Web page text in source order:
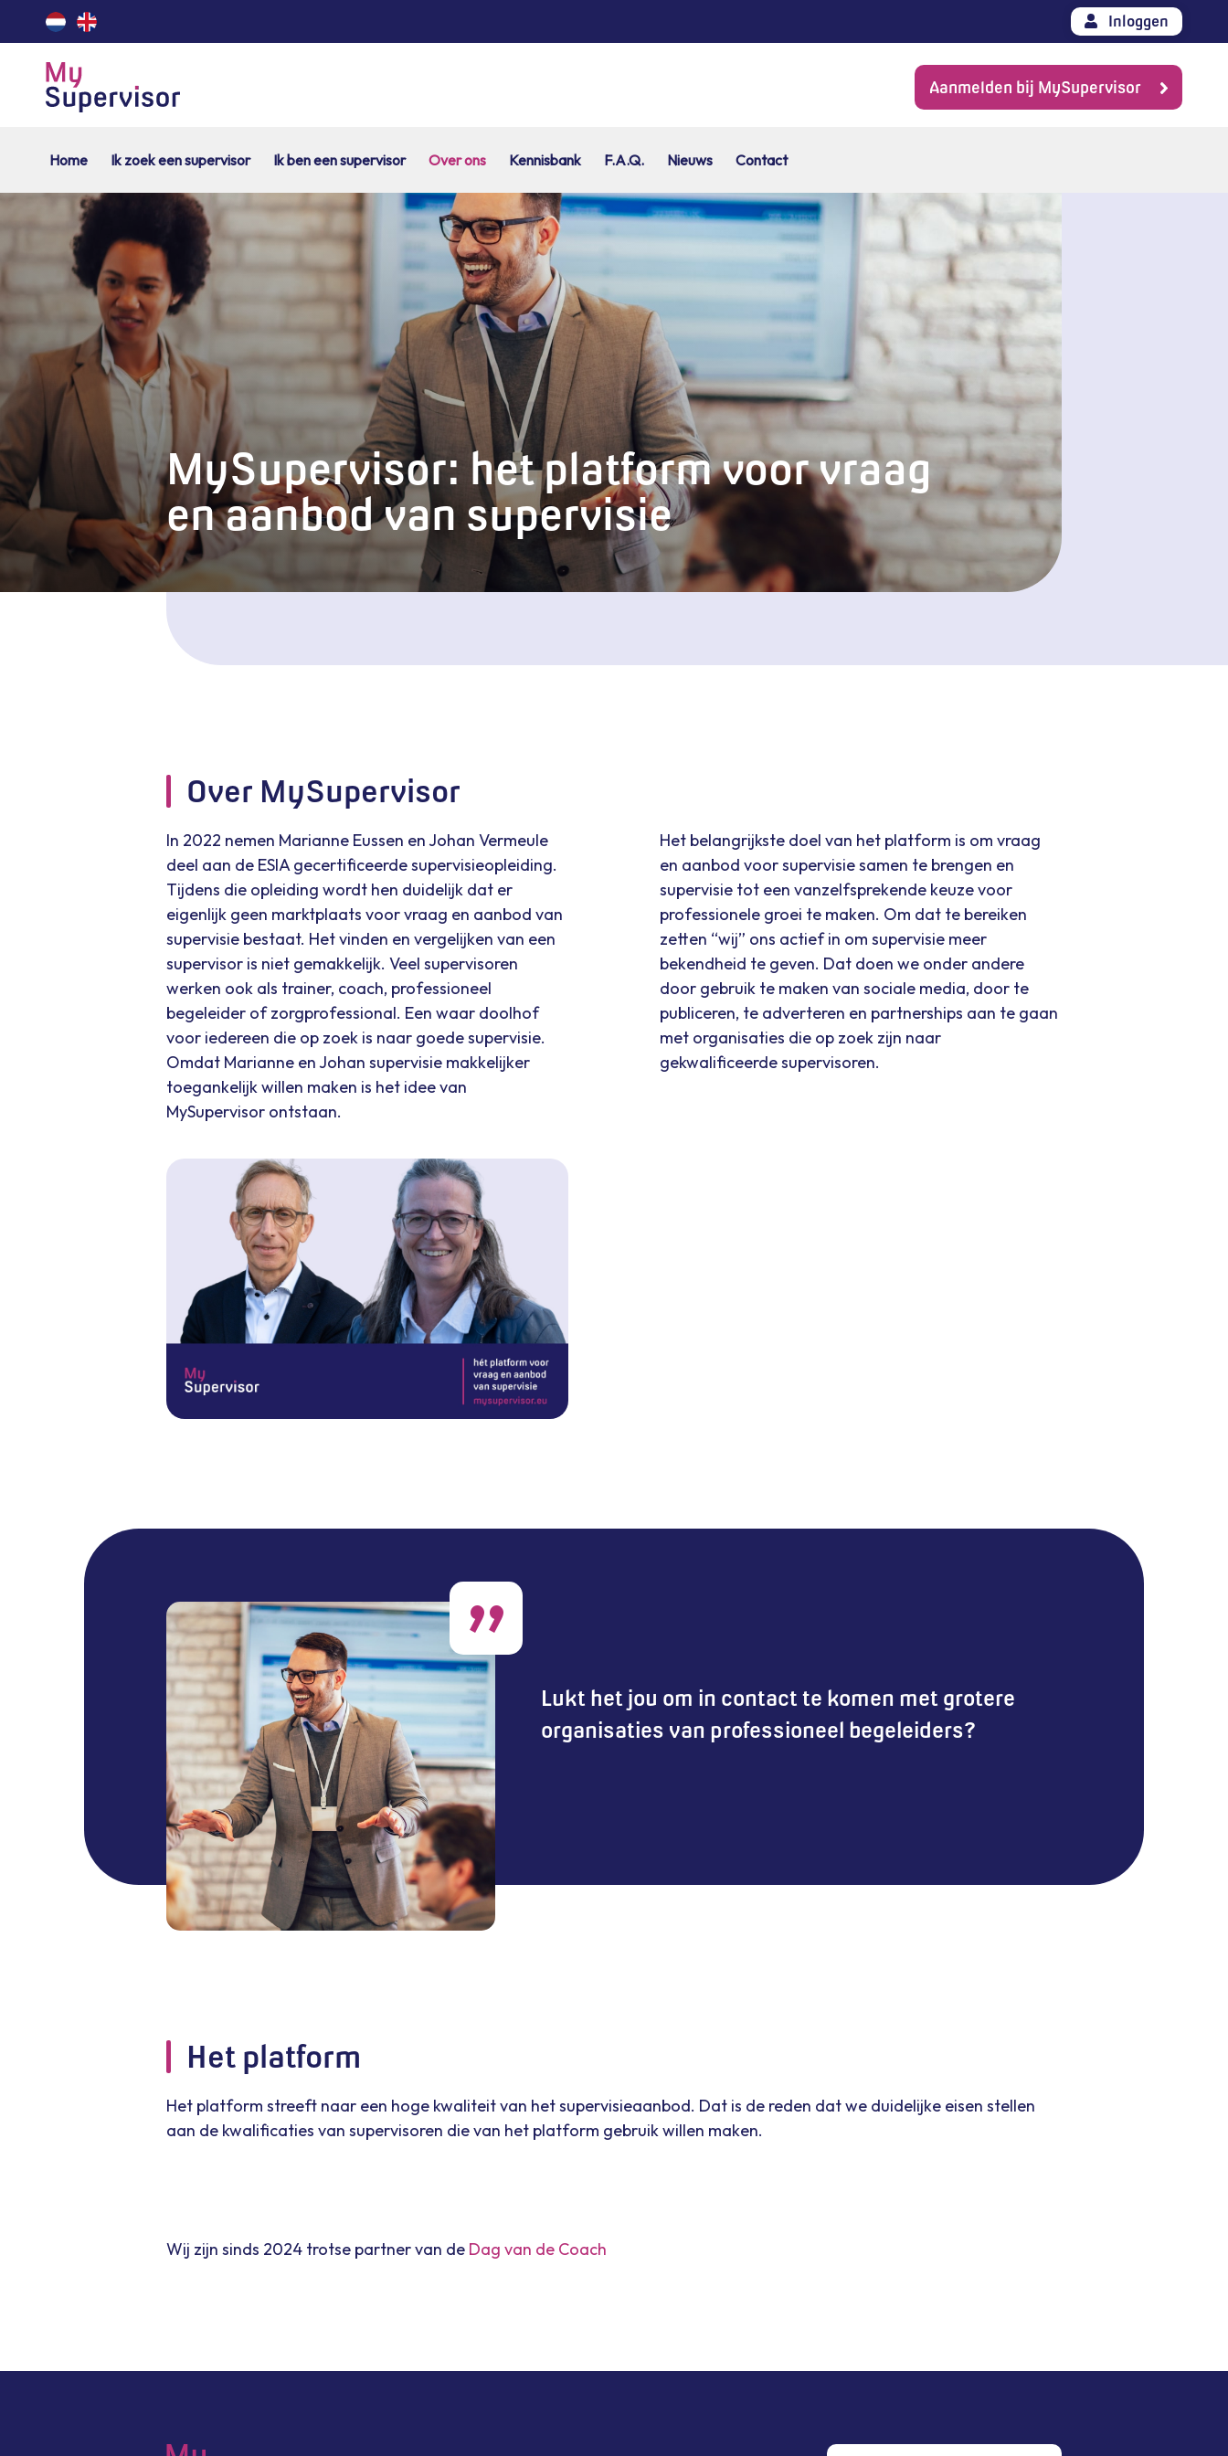
Inloggen
Home Ik zoek een supervisor Ik ben een supervisor Over ons Kennisbank F.A.Q. Nieuws Contact
Aanmelden bij MySupervisor
MySupervisor: het platform voor vraag
en aanbod van supervisie
Over MySupervisor
In 2022 nemen Marianne Eussen en Johan Vermeule
deel aan de ESIA gecertificeerde supervisieopleiding.
Tijdens die opleiding wordt hen duidelijk dat er
eigenlijk geen marktplaats voor vraag en aanbod van
supervisie bestaat. Het vinden en vergelijken van een
supervisor is niet gemakkelijk. Veel supervisoren
werken ook als trainer, coach, professioneel
begeleider of zorgprofessional. Een waar doolhof
voor iedereen die op zoek is naar goede supervisie.
Omdat Marianne en Johan supervisie makkelijker
toegankelijk willen maken is het idee van
MySupervisor ontstaan.
Het belangrijkste doel van het platform is om vraag
en aanbod voor supervisie samen te brengen en
supervisie tot een vanzelfsprekende keuze voor
professionele groei te maken. Om dat te bereiken
zetten “wij” ons actief in om supervisie meer
bekendheid te geven. Dat doen we onder andere
door gebruik te maken van sociale media, door te
publiceren, te adverteren en partnerships aan te gaan
met organisaties die op zoek zijn naar
gekwalificeerde supervisoren.
”
Lukt het jou om in contact te komen met grotere
organisaties van professioneel begeleiders?
Het platform
Het platform streeft naar een hoge kwaliteit van het supervisieaanbod. Dat is de reden dat we duidelijke eisen stellen
aan de kwalificaties van supervisoren die van het platform gebruik willen maken.
Wij zijn sinds 2024 trotse partner van de Dag van de Coach